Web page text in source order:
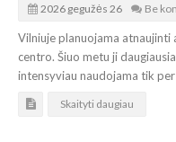
2026 gegužės 26 Be
Vilniuje planuojama atnaujinti
centro. Šiuo metu ji
intensyviau naudojama tik
Skaityti daugiau